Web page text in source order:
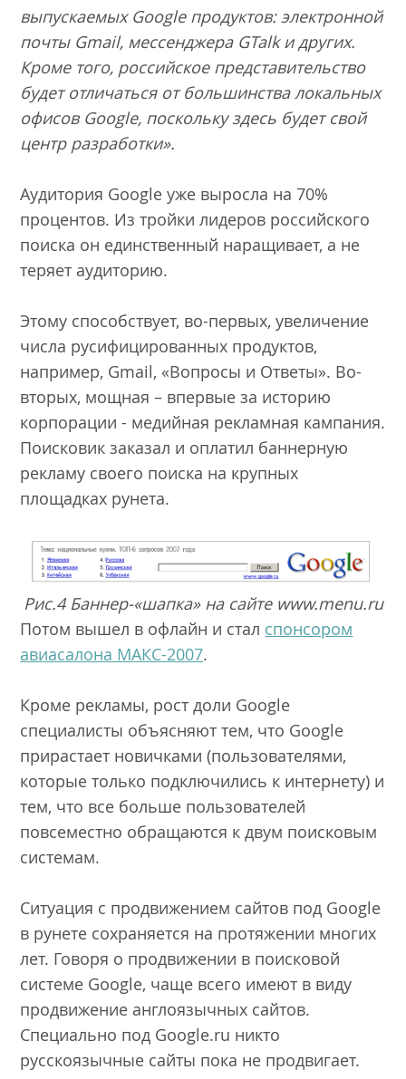
выпускаемых Google продуктов: электронной
почты Gmail, мессенджера GTalk и других.
Кроме того, российское представительство
будет отличаться от большинства локальных
офисов Google, поскольку здесь будет свой
центр разработки».
Аудитория Google уже выросла на 70%
процентов. Из тройки лидеров российского
поиска он единственный наращивает, а не
теряет аудиторию.
Этому способствует, во-первых, увеличение
числа русифицированных продуктов,
например, Gmail, «Вопросы и Ответы». Во-
вторых, мощная – впервые за историю
корпорации - медийная рекламная кампания.
Поисковик заказал и оплатил баннерную
рекламу своего поиска на крупных
площадках рунета.
Рис.4 Баннер-«шапка» на сайте www.menu.ru
Потом вышел в офлайн и стал спонсором
авиасалона МАКС-2007.
Кроме рекламы, рост доли Google
специалисты объясняют тем, что Google
прирастает новичками (пользователями,
которые только подключились к интернету) и
тем, что все больше пользователей
повсеместно обращаются к двум поисковым
системам.
Ситуация с продвижением сайтов под Google
в рунете сохраняется на протяжении многих
лет. Говоря о продвижении в поисковой
системе Google, чаще всего имеют в виду
продвижение англоязычных сайтов.
Специально под Google.ru никто
русскоязычные сайты пока не продвигает.